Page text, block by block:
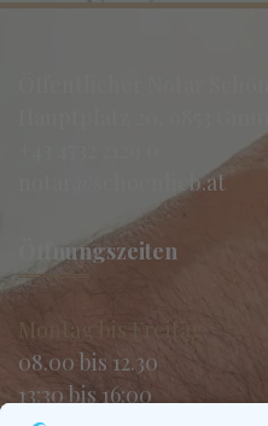
Öffentlicher Notar
Hauptplatz 20, 9853
notar@schoenlieb.at
Öffnungszeiten
Montag bis Freitag
08.00 bis 12.30
13:30 bis 16:00